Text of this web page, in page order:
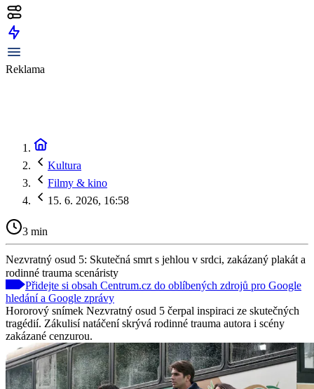
Reklama
Kultura
Filmy & kino
15. 6. 2026, 16:58
3 min
Nezvratný osud 5: Skutečná smrt s jehlou v srdci, zakázaný plakát a
rodinné trauma scenáristy
Přidejte si obsah Centrum.cz do oblíbených zdrojů pro Google
hledání a Google zprávy
Hororový snímek Nezvratný osud 5 čerpal inspiraci ze skutečných
tragédií. Zákulisí natáčení skrývá rodinné trauma autora i scény
zakázané cenzurou.